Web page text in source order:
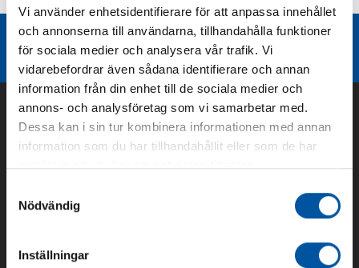
Vi använder enhetsidentifierare för att anpassa innehållet
och annonserna till användarna, tillhandahålla funktioner
för sociala medier och analysera vår trafik. Vi
vidarebefordrar även sådana identifierare och annan
information från din enhet till de sociala medier och
annons- och analysföretag som vi samarbetar med.
Dessa kan i sin tur kombinera informationen med annan
information som du har tillhandahållit eller som de har
samlat in när du har använt deras tjänster.
Nödvändig
Inställningar
Liknande produktgrupper
Om oss